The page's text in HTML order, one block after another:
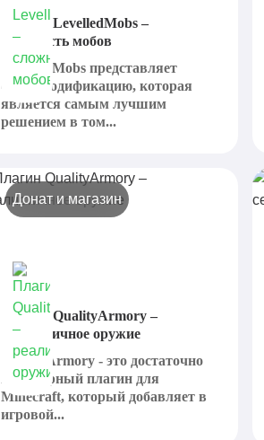
Плагин LevelledMobs –
сложность мобов
LevelledMobs представляет
собой модификацию, которая
является самым лучшим
решением в том...
Донат и магазин
Плагин QualityArmory –
реалистичное оружие
QualityArmory - это достаточно
популярный плагин для
Minecraft, который добавляет в
игровой...